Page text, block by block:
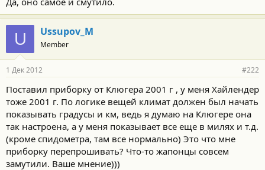
U Ussupov_M
Member
1 Дек 2012 #222
Поставил приборку от Клюгера 2001 г , у меня Хайлендер
тоже 2001 г. По логике вещей климат должен был начать
показывать градусы и км, ведь я думаю на Клюгере она
так настроена, а у меня показывает все еще в милях и т.д.
(кроме спидометра, там все нормально) Это что мне
приборку перепрошивать? Что-то жапонцы совсем
замутили. Ваше мнение)))